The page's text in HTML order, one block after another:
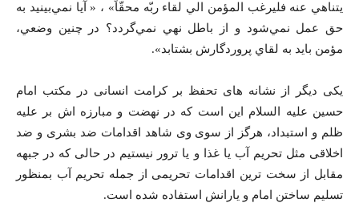
يتناهي عنه فليرغب المؤمن الي لقاء ربّه محقّاً» ، « آيا نمي‌بينيد به
حق عمل نمي‌شود و از باطل نهي نمي‌گردد؟ در چنين وضعي،
مؤمن بايد به لقاي پروردگارش بشتابد».
یکی دیگر از نشانه های تحفظ بر کرامت انسانی در مکتب امام
حسین علیه السلام این است که در نهضت و مبارزه اش بر علیه
ظلم و استبداد، هرگز از سوی وی شاهد اقدامات ضد بشری و ضد
اخلاقی مثل تحریم آب یا غذا و یا ترور نیستیم در حالی که در جبهه
مقابل از سخت ترین اقدامات تحریمی از جمله تحریم آب بمنظور
تسلیم ساختن امام و یارانش استفاده شده است.